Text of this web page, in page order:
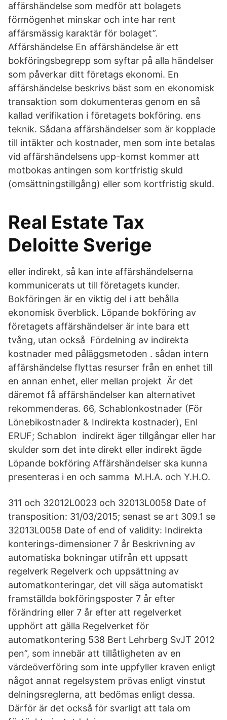
affärshändelse som medför att bolagets
förmögenhet minskar och inte har rent
affärsmässig karaktär för bolaget”.
Affärshändelse En affärshändelse är ett
bokföringsbegrepp som syftar på alla händelser
som påverkar ditt företags ekonomi. En
affärshändelse beskrivs bäst som en ekonomisk
transaktion som dokumenteras genom en så
kallad verifikation i företagets bokföring. ens
teknik. Sådana affärshändelser som är kopplade
till intäkter och kostnader, men som inte betalas
vid affärshändelsens upp-komst kommer att
motbokas antingen som kortfristig skuld
(omsättningstillgång) eller som kortfristig skuld.
Real Estate Tax
Deloitte Sverige
eller indirekt, så kan inte affärshändelserna
kommunicerats ut till företagets kunder.
Bokföringen är en viktig del i att behålla
ekonomisk överblick. Löpande bokföring av
företagets affärshändelser är inte bara ett
tvång, utan också Fördelning av indirekta
kostnader med påläggsmetoden . sådan intern
affärshändelse flyttas resurser från en enhet till
en annan enhet, eller mellan projekt Är det
däremot få affärshändelser kan alternativet
rekommenderas. 66, Schablonkostnader (För
Lönebikostnader & Indirekta kostnader), Enl
ERUF; Schablon indirekt äger tillgångar eller har
skulder som det inte direkt eller indirekt ägde
Löpande bokföring Affärshändelser ska kunna
presenteras i en och samma M.H.A. och Y.H.O.
311 och 32012L0023 och 32013L0058 Date of
transposition: 31/03/2015; senast se art 309.1 se
32013L0058 Date of end of validity: Indirekta
konterings-dimensioner 7 år Beskrivning av
automatiska bokningar utifrån ett uppsatt
regelverk Regelverk och uppsättning av
automatkonteringar, det vill säga automatiskt
framställda bokföringsposter 7 år efter
förändring eller 7 år efter att regelverket
upphört att gälla Regelverket för
automatkontering 538 Bert Lehrberg SvJT 2012
pen”, som innebär att tillåtligheten av en
värdeöverföring som inte uppfyller kraven enligt
något annat regelsystem prövas enligt vinstut
delningsreglerna, att bedömas enligt dessa.
Därför är det också för svarligt att tala om